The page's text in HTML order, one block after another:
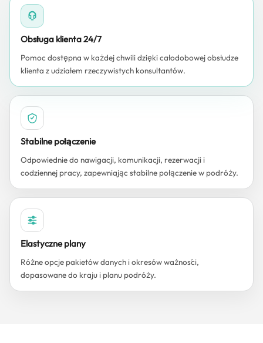
Obsługa klienta 24/7
Pomoc dostępna w każdej chwili dzięki całodobowej obsłudze
klienta z udziałem rzeczywistych konsultantów.
Stabilne połączenie
Odpowiednie do nawigacji, komunikacji, rezerwacji i
codziennej pracy, zapewniając stabilne połączenie w podróży.
Elastyczne plany
Różne opcje pakietów danych i okresów ważności,
dopasowane do kraju i planu podróży.